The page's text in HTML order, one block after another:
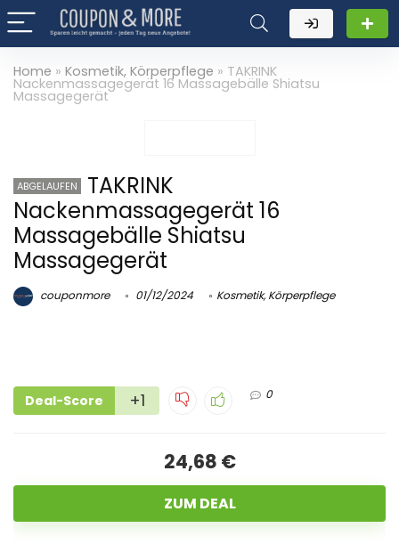
Home » Kosmetik, Körperpflege » TAKRINK
Nackenmassagegerät 16 Massagebälle Shiatsu
Massagegerät
ABGELAUFEN
TAKRINK
Nackenmassagegerät 16
Massagebälle Shiatsu
Massagegerät
couponmore 01/12/2024 Kosmetik, Körperpflege
Deal-Score +1 0
24,68 €
ZUM DEAL